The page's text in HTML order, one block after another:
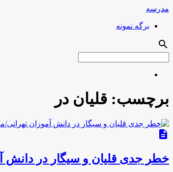
مدرسه
برگه نمونه
search
برچسب: قلیان در
description
خطر جدی قلیان و سیگار در دانش